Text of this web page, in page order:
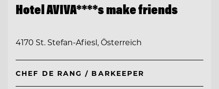
Hotel AVIVA****s make friends
4170 St. Stefan-Afiesl, Österreich
CHEF DE RANG / BARKEEPER